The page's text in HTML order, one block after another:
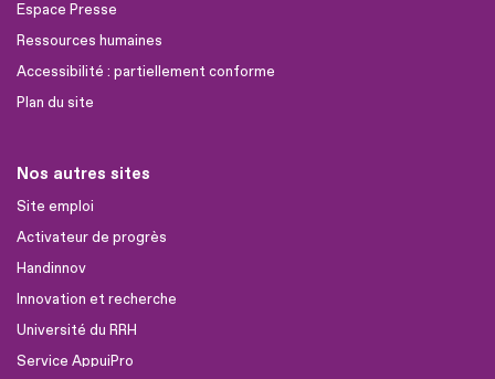
Espace Presse
Ressources humaines
Accessibilité : partiellement conforme
Plan du site
Nos autres sites
Site emploi
Activateur de progrès
Handinnov
Innovation et recherche
Université du RRH
Service AppuiPro